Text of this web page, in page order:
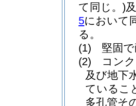
て同じ。)
5において
る。
(1)
堅固
(2)
コン
及び地下
ているこ
多孔管そ